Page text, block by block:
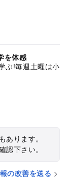
を体感
ぶ!毎週土曜は小
あります。
認下さい。
の改善を送る